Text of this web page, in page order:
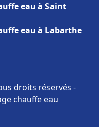
eau à Saint
eau à Labarthe
droits réservés -
chauffe eau